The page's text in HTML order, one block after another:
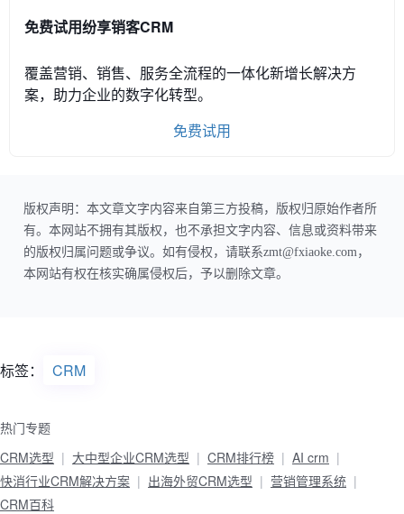
免费试用纷享销客CRM
覆盖营销、销售、服务全流程的一体化新增长解决方
案，助力企业的数字化转型。
免费试用
版权声明：本文章文字内容来自第三方投稿，版权归原始作者所
有。本网站不拥有其版权，也不承担文字内容、信息或资料带来
的版权归属问题或争议。如有侵权，请联系zmt@fxiaoke.com，
本网站有权在核实确属侵权后，予以删除文章。
标签： CRM
热门专题
CRM选型
大中型企业CRM选型 CRM排行榜
AI crm
快消行业CRM解决方案
出海外贸CRM选型
营销管理系统
CRM百科